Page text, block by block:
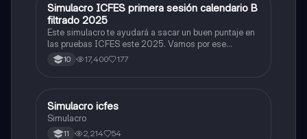
ICFES: Matemáticas
Simulacro ICFES primera sesión calendario B
filtrado 2025
Este simulacro te ayudará a sacar un buen puntaje en
las pruebas ICFES este 2025. Vamos por ese
500/500. Y poder ser admitido en la universidad que
quieras, estudiar la carrera que quieres y no la que te
10 17,400 177
ICFES: Lectura Crítica
Simulacro icfes
Simulacro
11 2,214 54